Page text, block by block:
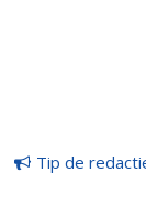
Tip de